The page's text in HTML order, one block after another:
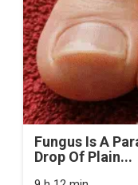
Fungus Is A
Drop Of Plain...